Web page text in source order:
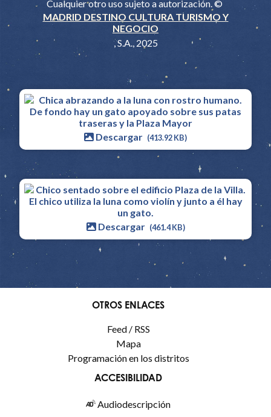
Cualquier otro uso sujeto a autorización. ©
MADRID DESTINO CULTURA TURISMO Y
NEGOCIO
, S.A., 2025
Descargar (413.92 KB)
Descargar (461.4 KB)
OTROS ENLACES
Feed / RSS
Mapa
Programación en los distritos
ACCESIBILIDAD
Audiodescripción